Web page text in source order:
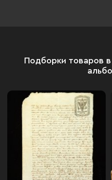
Подборки товаров в